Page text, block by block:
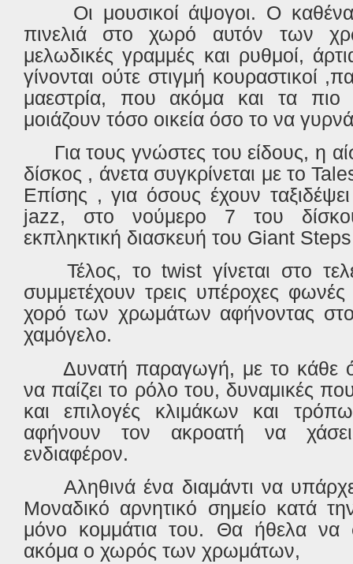
Οι μουσικοί άψογοι. Ο
πινελιά στο χωρό αυτόν των
μελωδικές γραμμές και ρυθμοί,
γίνονται ούτε στιγμή κουραστικοί
μαεστρία, που ακόμα και τα πιο
μοιάζουν τόσο οικεία όσο το να
Για τους γνώστες του είδους, η
δίσκος , άνετα συγκρίνεται με το
Επίσης , για όσους έχουν
jazz, στο νούμερο 7 του
εκπληκτική διασκευή του Giant
Τέλος, το twist γίνεται στο
συμμετέχουν τρεις υπέροχες
χορό των χρωμάτων αφήνοντας
χαμόγελο.
Δυνατή παραγωγή, με το κάθε
να παίζει το ρόλο του, δυναμικές
και επιλογές κλιμάκων και
αφήνουν τον ακροατή να
ενδιαφέρον.
Αληθινά ένα διαμάντι να
Μοναδικό αρνητικό σημείο κατά
μόνο κομμάτια του. Θα ήθελα να
ακόμα ο χωρός των χρωμάτων,